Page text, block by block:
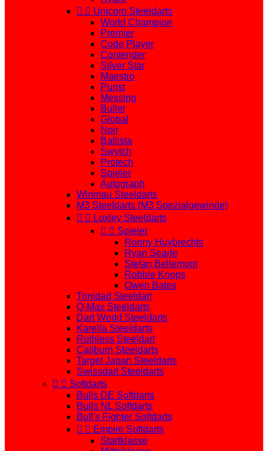
  Unicorn Steeldarts
World Champion
Premier
Code Player
Contender
Silver Star
Maestro
Purist
Messing
Bullet
Global
Noir
Ballista
Swytch
Protech
Spieler
Autograph
Winmau Steeldarts
M3 Steeldarts (M3 Spezialgewinde)
  Loxley Steeldarts
  Spieler
Ronny Huybrechts
Ryan Searle
Stefan Bellemont
Robbie Knops
Owen Bates
Trinidad Steeldart
Q-Max Steeldarts
Dart World Steeldarts
Karella Steeldarts
Ruthless Steeldart
Caliburn Steeldarts
Target Japan Steeldarts
Swissdart Steeldarts
  Softdarts
Bulls DE Softdarts
Bulls NL Softdarts
Bull's Fighter Softdarts
  Empire Softdarts
Startklasse